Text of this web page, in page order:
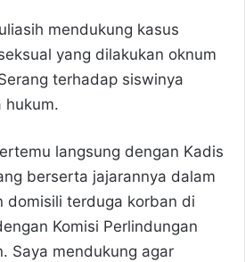
mendukung kasus
yang dilakukan oknum
terhadap siswinya
hukum.
langsung dengan Kadis
berserta jajarannya dalam
domisili terduga korban di
Komisi Perlindungan
Saya mendukung agar